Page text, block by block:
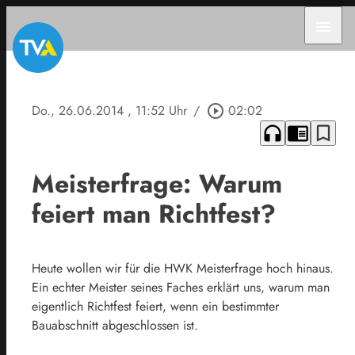
Do., 26.06.2014 , 11:52 Uhr / play_circle_outline 02:02
headphones chrome_reader_mode bookmark_border
Meisterfrage: Warum
feiert man Richtfest?
Heute wollen wir für die HWK Meisterfrage hoch hinaus.
Ein echter Meister seines Faches erklärt uns, warum man
eigentlich Richtfest feiert, wenn ein bestimmter
Bauabschnitt abgeschlossen ist.